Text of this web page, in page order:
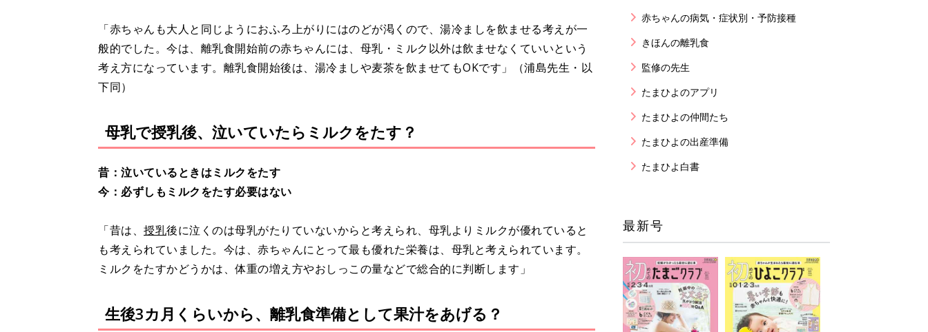
「赤ちゃんも大人と同じようにおふろ上がりにはのどが渇くので、湯冷ましを飲ませる考えが一
般的でした。今は、離乳食開始前の赤ちゃんには、母乳・ミルク以外は飲ませなくていいという
考え方になっています。離乳食開始後は、湯冷ましや麦茶を飲ませてもOKです」（浦島先生・以
下同）
母乳で授乳後、泣いていたらミルクをたす？
昔：泣いているときはミルクをたす
今：必ずしもミルクをたす必要はない
「昔は、 授乳後に泣くのは母乳がたりていないからと考えられ、母乳よりミルクが優れていると
も考えられていました。今は、赤ちゃんにとって最も優れた栄養は、母乳と考えられています。
ミルクをたすかどうかは、体重の増え方やおしっこの量などで総合的に判断します」
生後3カ月くらいから、離乳食準備として果汁をあげる？
赤ちゃんの病気・症状別・予防接種
きほんの離乳食
監修の先生
たまひよのアプリ
たまひよの仲間たち
たまひよの出産準備
たまひよ白書
最新号